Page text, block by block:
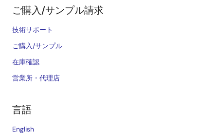
ご購入/サンプル請求
技術サポート
ご購入/サンプル
在庫確認
営業所・代理店
言語
English